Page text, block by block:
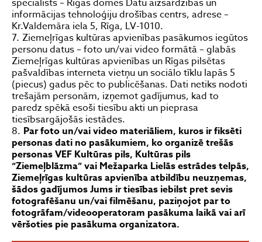
speciālists – Rīgas domes Datu aizsardzības un
informācijas tehnoloģiju drošības centrs, adrese –
Kr.Valdemāra iela 5, Rīga, LV-1010.
Ziemeļrīgas kultūras apvienības pasākumos iegūtos
personu datus – foto un/vai video formātā – glabās
Ziemeļrīgas kultūras apvienības un Rīgas pilsētas
pašvaldības interneta vietņu un sociālo tīklu lapās 5
(piecus) gadus pēc to publicēšanas. Dati netiks nodoti
trešajām personām, izņemot gadījumus, kad to
paredz spēkā esoši tiesību akti un pieprasa
tiesībsargājošās iestādes.
Par foto un/vai video​​​ materiāliem​, kuros ir fiksēti
personas dati no pasākumiem, ko organizē trešās
personas VEF Kultūras pils, Kultūras pils
“Ziemeļblāzma” vai Mežaparka Lielās estrādestelpās,
Ziemeļrīgas kultūras apvienībaatbildību neuzņemas,
šādos gadījumos Jums ir tiesības iebilst pret sevis
fotografēšanu un/vai filmēšanu, paziņojot par to
fotogrāfam/videooperatoram pasākuma laikā vai arī
vēršoties pie pasākuma organizatora.